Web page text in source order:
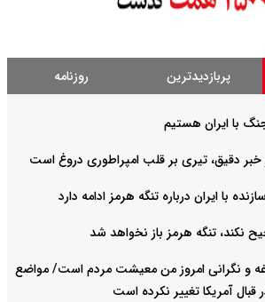
پربازدیدترین روزنامه
با ایران هستیم
خبر دقیق، تیری بر قلب امپراطوری دروغ است
با ایران درباره تنگه هرمز ادامه دارد
نکند، تنگه هرمز باز نخواهد شد
و نگرانی امروز من معیشت مردم است/ مواضع
آمریکا تغییر نکرده است